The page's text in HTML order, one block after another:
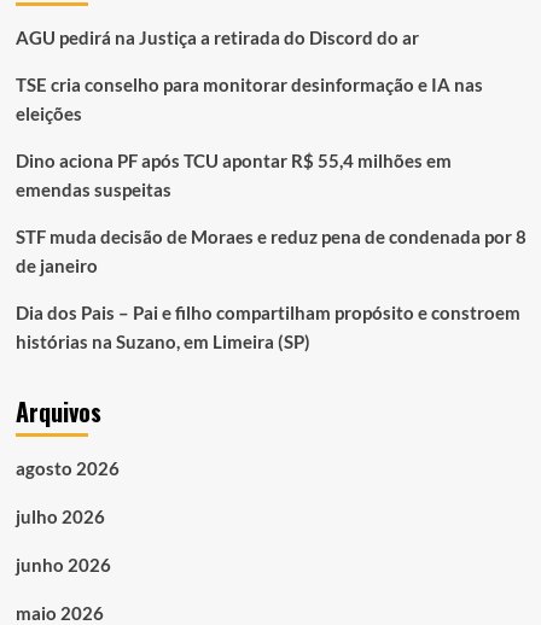
AGU pedirá na Justiça a retirada do Discord do ar
TSE cria conselho para monitorar desinformação e IA nas
eleições
Dino aciona PF após TCU apontar R$ 55,4 milhões em
emendas suspeitas
STF muda decisão de Moraes e reduz pena de condenada por 8
de janeiro
Dia dos Pais – Pai e filho compartilham propósito e constroem
histórias na Suzano, em Limeira (SP)
Arquivos
agosto 2026
julho 2026
junho 2026
maio 2026